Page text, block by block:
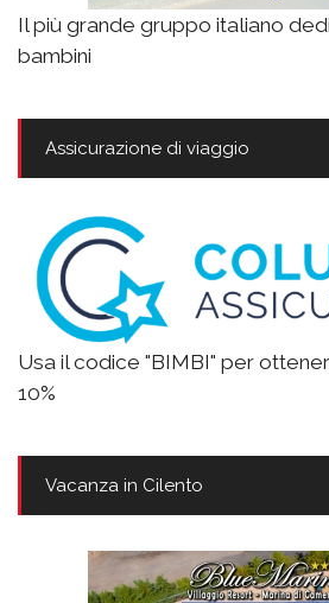
Il più grande gruppo italiano
bambini
Assicurazione di viaggio
Usa il codice "BIMBI" per
10%
Vacanza in Cilento